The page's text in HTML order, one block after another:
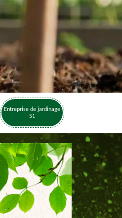
Entreprise de jardinage
51